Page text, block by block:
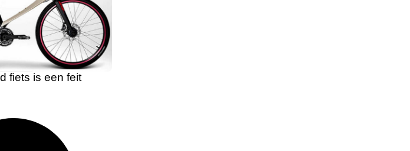
fiets is een feit